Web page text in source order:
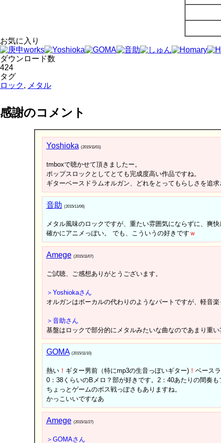
お気に入り
ダウンロード数
424
タグ
ロック, メタル
感謝のコメント
Yoshioka (2015/11/01)
tmboxで聴かせて頂きましたー。
ポップスロックとしてとても完成度高い作品ですね。
ギターベースドラムオルガン、どれをとってもらしさを追求
音助 (2015/11/06)
メタル風味のロックですが、重たい雰囲気にならずに、爽
確かにアニメっぽい。 でも、こういうの好きです ｗ
Amege (2015/11/07)
ご試聴、ご感想ありがとうございます。
＞Yoshiokaさん
オルガンはボーカルの代わりのようなパートですが、軽音
＞音助さん
基盤はロックで部分的にメタルみたいな曲なのであまり重
GOMA (2015/11/10)
熱い！ ギター男前（特にmp3の生音っぽいギター)！ ベース
0：38くらいのBメロ？部が好きです。2：40あたりの間奏も
ちょっとゲームのボス戦っぽさもありますね。
かっこいいですなあ
Amege (2015/11/27)
＞GOMAさん